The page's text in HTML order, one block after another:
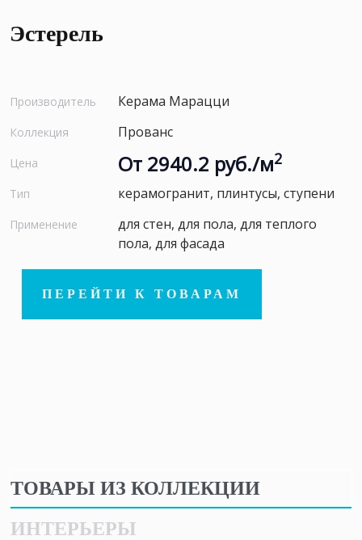
Эстерель
Производитель Керама Марацци
Коллекция Прованс
Цена От 2940.2 руб./м2
Тип керамогранит, плинтусы, ступени
Применение
для стен, для пола, для теплого
пола, для фасада
ПЕРЕЙТИ К ТОВАРАМ
ТОВАРЫ ИЗ КОЛЛЕКЦИИ
ИНТЕРЬЕРЫ